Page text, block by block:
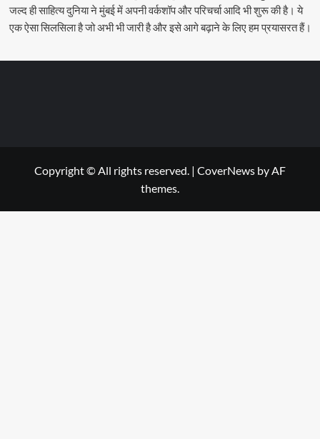
जल्द ही साहित्य दुनिया ने मुंबई में अपनी वर्कशॉप और परिचर्चा आदि भी शुरू की है। ये
एक ऐसा सिलसिला है जो अभी भी जारी है और इसे आगे बढ़ाने के लिए हम प्रयासरत हैं।
Copyright © All rights reserved. | CoverNews by AF
themes.